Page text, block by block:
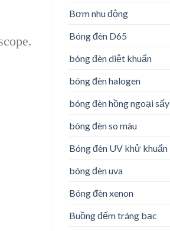
Bơm nhu động
Bóng đèn D65
bóng đèn diệt khuẩn
bóng đèn halogen
bóng đèn hồng ngoại sấy
bóng đèn so màu
Bóng đèn UV khử khuẩn
bóng đèn uva
Bóng đèn xenon
Buồng đếm tráng bạc